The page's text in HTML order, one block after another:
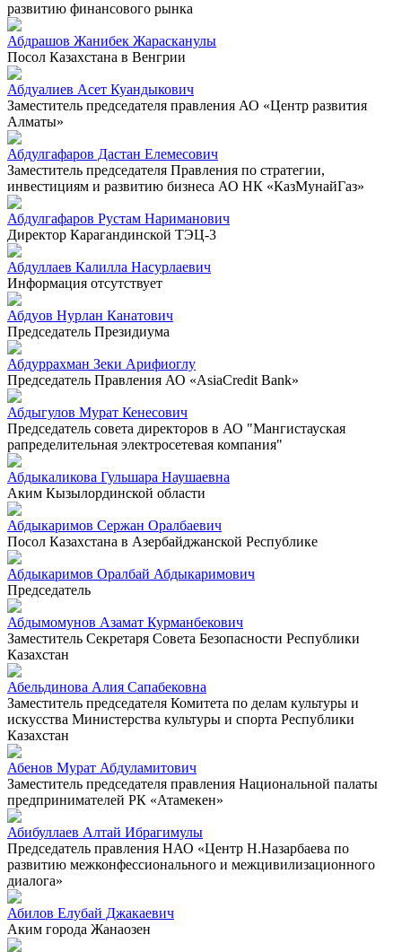
развитию финансового рынка
Абдрашов Жанибек Жарасканулы
Посол Казахстана в Венгрии
Абдуалиев Асет Куандыкович
Заместитель председателя правления АО «Центр развития
Алматы»
Абдулгафаров Дастан Елемесович
Заместитель председателя Правления по стратегии,
инвестициям и развитию бизнеса АО НК «КазМунайГаз»
Абдулгафаров Рустам Нариманович
Директор Карагандинской ТЭЦ-3
Абдуллаев Калилла Насурлаевич
Информация отсутствует
Абдуов Нурлан Канатович
Председатель Президиума
Абдуррахман Зеки Арифиоглу
Председатель Правления АО «AsiaCredit Bank»
Абдыгулов Мурат Кенесович
Председатель совета директоров в АО "Мангистауская
рапределительная электросетевая компания"
Абдыкаликова Гульшара Наушаевна
Аким Кызылординской области
Абдыкаримов Сержан Оралбаевич
Посол Казахстана в Азербайджанской Республике
Абдыкаримов Оралбай Абдыкаримович
Председатель
Абдымомунов Азамат Курманбекович
Заместитель Секретаря Совета Безопасности Республики
Казахстан
Абельдинова Алия Сапабековна
Заместитель председателя Комитета по делам культуры и
искусства Министерства культуры и спорта Республики
Казахстан
Абенов Мурат Абдуламитович
Заместитель председателя правления Национальной палаты
предпринимателей РК «Атамекен»
Абибуллаев Алтай Ибрагимулы
Председатель правления НАО «Центр Н.Назарбаева по
развитию межконфессионального и межцивилизационного
диалога»
Абилов Елубай Джакаевич
Аким города Жанаозен